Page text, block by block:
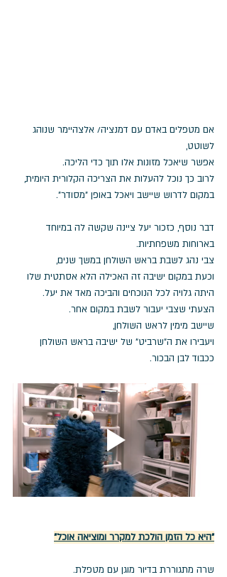
אם מטפלים באדם עם דמנציה/ אלצהיימר שנוהג
לשוטט,
אפשר שיאכל מזונות אלו תוך כדי הליכה.
לרוב כך נוכל להעלות את הצריכה הקלורית היומית,
במקום לדרוש שיישב ויאכל באופן "מסודר".
דבר נוסף, כזכור יעל ציינה שקשה לה במיוחד
בארוחות משפחתיות.
צבי נהג לשבת בראש השולחן במשך שנים,
וכעת במקום ישיבה זה האכילה הלא אסתטית שלו
היתה גלויה לכל הנוכחים והביכה מאד את יעל.
הצעתי שצבי יעבור לשבת במקום אחר.
שיישב מימין לראש השולחן,
ויעבירו את ה"שרביט" של ישיבה בראש השולחן
ככבוד לבן הבכור.
"היא כל הזמן הולכת למקרר ומוציאה אוכל"
שרה מתגוררת בדיור מוגן עם מטפלת.